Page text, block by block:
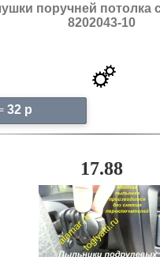
поручней потолка
8202043-10
32 p
17.88